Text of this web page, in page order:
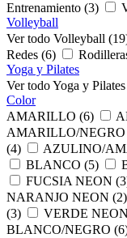
Entrenamiento (3)
Volleyball
Ver todo Volleyball
Redes (6)
Yoga y Pilates
Ver todo Yoga y
Color
AMARILLO (6)
AMARILLO/NEGRO
(4)
AZULINO/
BLANCO (5)
FUCSIA NEON
NARANJO NEON (2)
(3)
VERDE
BLANCO/NEGRO